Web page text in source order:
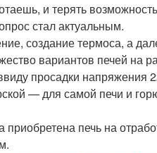
и терять
стал актуальным.
создание термоса, а
вариантов печей на
просадки напряжения
— для самой печи и
печь на